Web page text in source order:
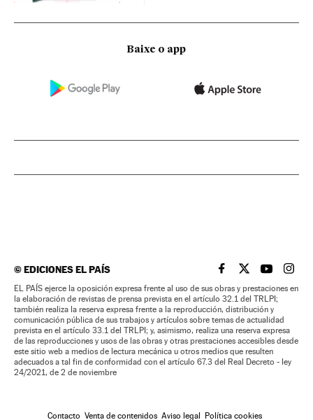
Baixe o app
©EDICIONES EL PAÍS EL PAÍS BRASIL EN
EL PAÍSEL PAÍS
EL
EL PAÍS ejerce la oposición expresa frente al uso de sus obras y prestaciones en
la elaboración de revistas de prensa prevista en el artículo 32.1 del TRLPI;
también realiza la reserva expresa frente a la reproducción, distribución y
comunicación pública de sus trabajos y artículos sobre temas de actualidad
prevista en el artículo 33.1 del TRLPI; y, asimismo, realiza una reserva expresa
de las reproducciones y usos de las obras y otras prestaciones accesibles desde
este sitio web a medios de lectura mecánica u otros medios que resulten
adecuados a tal fin de conformidad con el artículo 67.3 del Real Decreto - ley
24/2021, de 2 de noviembre
Contacto Venta de contenidos Aviso legal Política cookies